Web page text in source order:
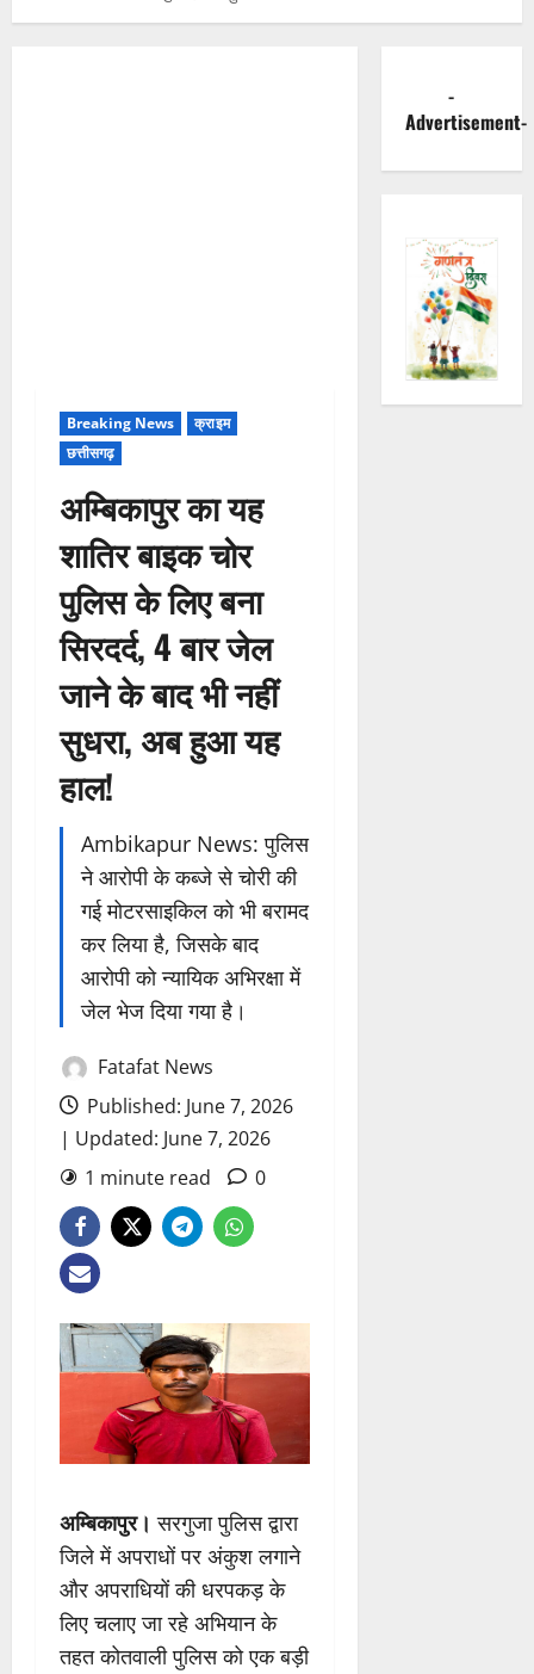
Breaking News
क्राइम
छत्तीसगढ़
अम्बिकापुर का यह
शातिर बाइक चोर
पुलिस के लिए बना
सिरदर्द, 4 बार जेल
जाने के बाद भी नहीं
सुधरा, अब हुआ यह
हाल!
Ambikapur News: पुलिस
ने आरोपी के कब्जे से चोरी की
गई मोटरसाइकिल को भी बरामद
कर लिया है, जिसके बाद
आरोपी को न्यायिक अभिरक्षा में
जेल भेज दिया गया है।
Fatafat News
Published: June 7, 2026
| Updated: June 7, 2026
1 minute read
0
अम्बिकापुर। सरगुजा पुलिस द्वारा
जिले में अपराधों पर अंकुश लगाने
और अपराधियों की धरपकड़ के
लिए चलाए जा रहे अभियान के
तहत कोतवाली पुलिस को एक बड़ी
-
Advertisement-